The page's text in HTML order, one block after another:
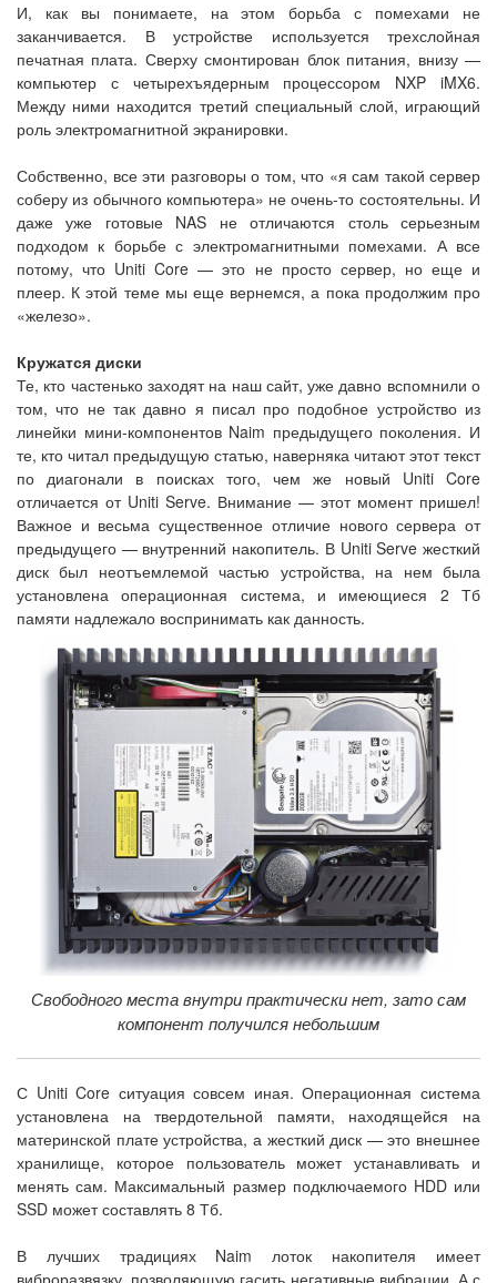
И, как вы понимаете, на этом борьба с помехами не
заканчивается. В устройстве используется трехслойная
печатная плата. Сверху смонтирован блок питания, внизу —
компьютер с четырехъядерным процессором NXP iMX6.
Между ними находится третий специальный слой, играющий
роль электромагнитной экранировки.
Собственно, все эти разговоры о том, что «я сам такой сервер
соберу из обычного компьютера» не очень-то состоятельны. И
даже уже готовые NAS не отличаются столь серьезным
подходом к борьбе с электромагнитными помехами. А все
потому, что Uniti Core — это не просто сервер, но еще и
плеер. К этой теме мы еще вернемся, а пока продолжим про
«железо».
Кружатся диски
Те, кто частенько заходят на наш сайт, уже давно вспомнили о
том, что не так давно я писал про подобное устройство из
линейки мини-компонентов Naim предыдущего поколения. И
те, кто читал предыдущую статью, наверняка читают этот текст
по диагонали в поисках того, чем же новый Uniti Core
отличается от Uniti Serve. Внимание — этот момент пришел!
Важное и весьма существенное отличие нового сервера от
предыдущего — внутренний накопитель. В Uniti Serve жесткий
диск был неотъемлемой частью устройства, на нем была
установлена операционная система, и имеющиеся 2 Тб
памяти надлежало воспринимать как данность.
Свободного места внутри практически нет, зато сам
компонент получился небольшим
С Uniti Core ситуация совсем иная. Операционная система
установлена на твердотельной памяти, находящейся на
материнской плате устройства, а жесткий диск — это внешнее
хранилище, которое пользователь может устанавливать и
менять сам. Максимальный размер подключаемого HDD или
SSD может составлять 8 Тб.
В лучших традициях Naim лоток накопителя имеет